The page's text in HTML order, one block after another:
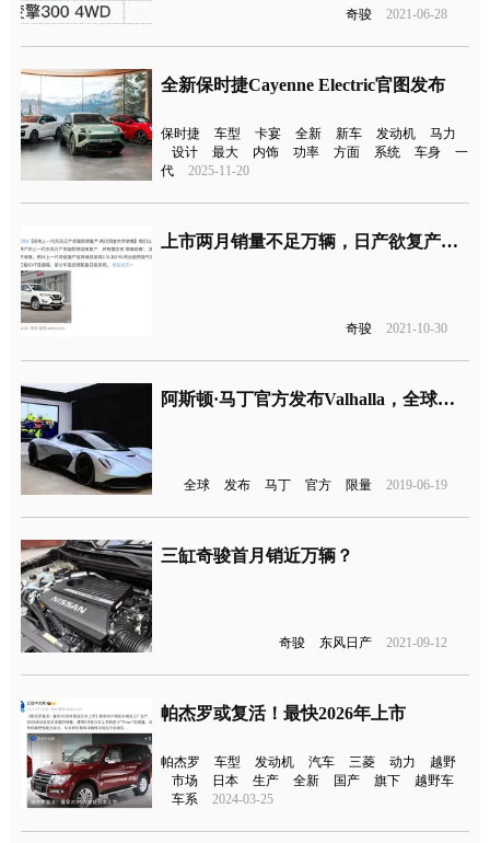
奇骏 2021-06-28
全新保时捷Cayenne Electric官图发布
保时捷 车型 卡宴 全新 新车 发动机
马力
设计
最大 内饰 功率 方面 系统 车身
一
代
2025-11-20
上市两月销量不足万辆，日产欲复产老一代奇骏？
奇骏 2021-10-30
阿斯顿·马丁官方发布Valhalla，全球限量500台
全球 发布 马丁 官方 限量 2019-06-19
三缸奇骏首月销近万辆？
奇骏 东风日产 2021-09-12
帕杰罗或复活！最快2026年上市
帕杰罗 车型 发动机 汽车 三菱 动力
越野
市场
日本 生产 全新 国产 旗下
越野车
车系
2024-03-25